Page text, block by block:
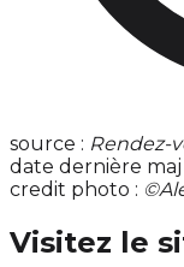
source : Rendez-
date dernière
credit photo :
Visitez le